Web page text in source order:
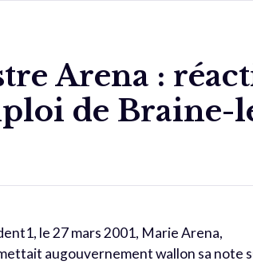
Arena :
de Braine-
le 27 mars 2001, Marie Arena,
augouvernement wallon sa note